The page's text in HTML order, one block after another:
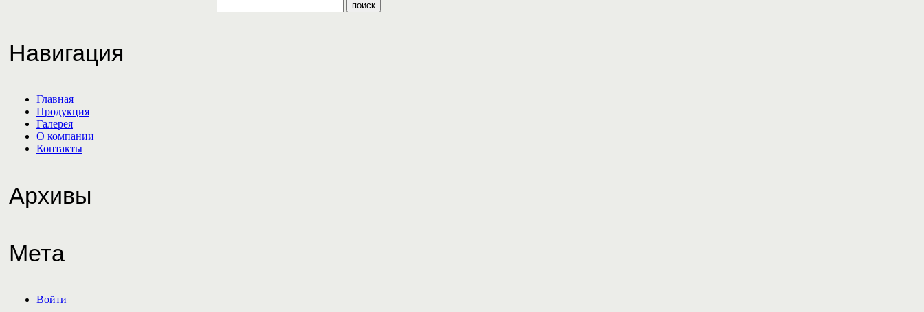
Навигация
Главная
Продукция
Галерея
О компании
Контакты
Архивы
Мета
Войти